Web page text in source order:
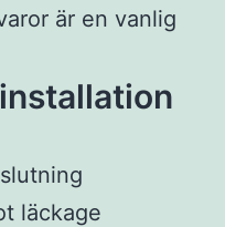
är en vanlig
läckage